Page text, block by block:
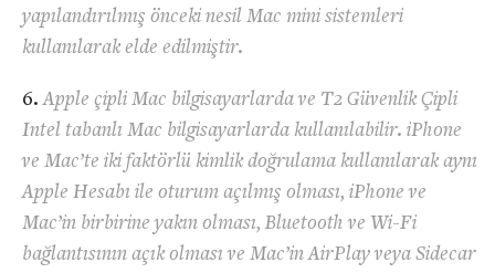
yapılandırılmış önceki nesil Mac mini sistemleri
kullanılarak elde edilmiştir.
Apple çipli Mac bilgisayarlarda ve T2 Güvenlik Çipli
Intel tabanlı Mac bilgisayarlarda kullanılabilir. iPhone
ve Mac’te iki faktörlü kimlik doğrulama kullanılarak aynı
Apple Hesabı ile oturum açılmış olması, iPhone ve
Mac’in birbirine yakın olması, Bluetooth ve Wi-Fi
bağlantısının açık olması ve Mac’in AirPlay veya Sidecar